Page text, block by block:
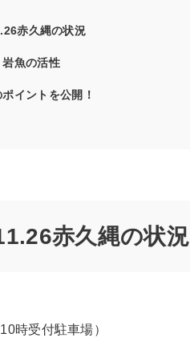
赤久縄の状況
岩魚の活性
イントを公開！
赤久縄の状況
受付駐車場）